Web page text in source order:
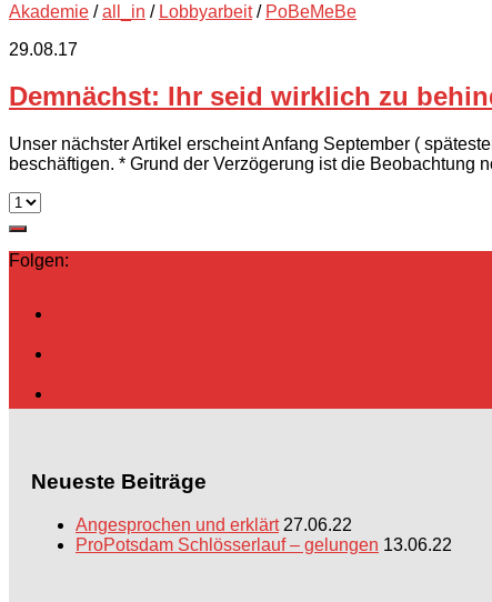
Akademie /all_in / Lobbyarbeit/ PoBeMeBe
29.08.17
Demnächst: Ihr seid wirklich zu
Unser nächster Artikel erscheint Anfang September (
beschäftigen. * Grund der Verzögerung ist die Beobachtung
Folgen:
Neueste Beiträge
Angesprochen und erklärt 27.06.22
ProPotsdam Schlösserlauf – gelungen 13.06.22